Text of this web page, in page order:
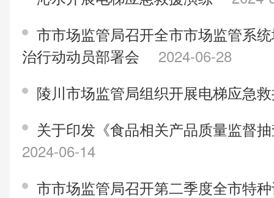
市市场监管局召开全市市场监管系
治行动动员部署会
2024-06-28
陵川市场监管局组织开展电梯应急
关于印发《食品相关产品质量监督
2024-06-14
市市场监管局召开第二季度全市特